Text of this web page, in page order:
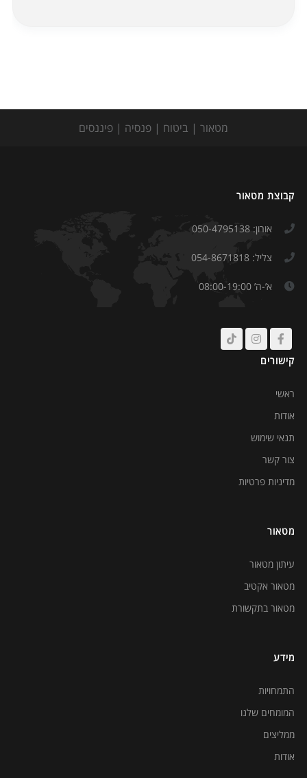
מטאור | ביטוח | פנסיה | פיננסים
קבוצת מטאור
אורון: 050-4795138
צליל: 054-8671818
א’-ה’ 08:00-19:00
קישורים
ראשי
אודות
תנאי שימוש
צור קשר
מדיניות פרטיות
מטאור
עיתון מטאור
מטאור אקטיב
מטאור בתקשורת
מידע
התמחויות
המומחים שלנו
ממליצים
אודות